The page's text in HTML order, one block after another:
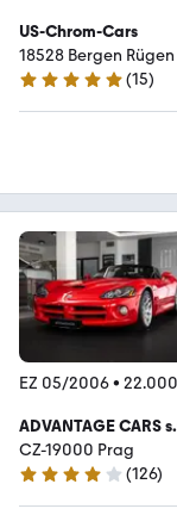
US-Chrom-Cars
18528 Bergen Rügen
5 Sterne
(15)
EZ 05/2006•
ADVANTAGE CARS
CZ-19000 Prag
3.8 Sterne
(126)